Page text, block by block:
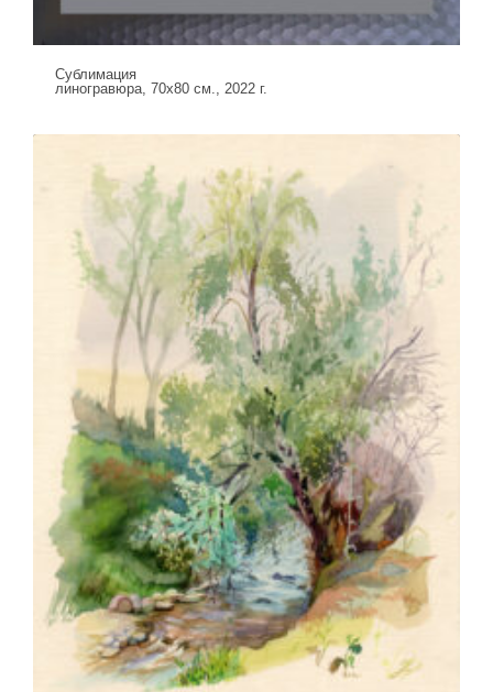
Сублимация
линогравюра, 70х80 см., 2022 г.